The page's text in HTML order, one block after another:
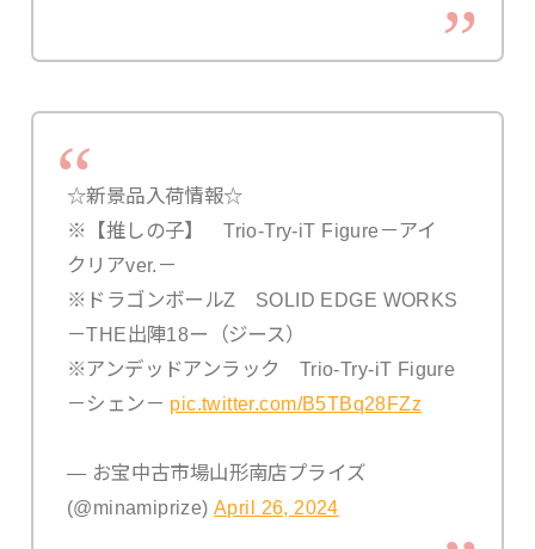
☆新景品入荷情報☆
※【推しの子】 Trio-Try-iT Figure－アイ
クリアver.－
※ドラゴンボールZ SOLID EDGE WORKS
－THE出陣18ー（ジース）
※アンデッドアンラック Trio-Try-iT Figure
－シェン－ pic.twitter.com/B5TBq28FZz
— お宝中古市場山形南店プライズ
(@minamiprize) April 26, 2024